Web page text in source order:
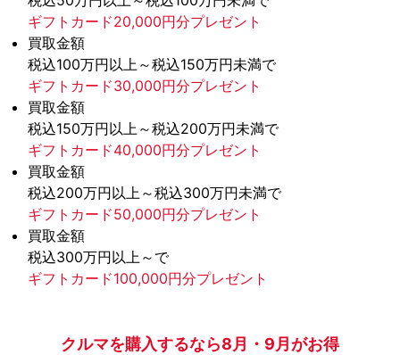
ギフトカード20,000円分プレゼント
買取金額
税込100万円以上～税込150万円未満で
ギフトカード30,000円分プレゼント
買取金額
税込150万円以上～税込200万円未満で
ギフトカード40,000円分プレゼント
買取金額
税込200万円以上～税込300万円未満で
ギフトカード50,000円分プレゼント
買取金額
税込300万円以上～で
ギフトカード100,000円分プレゼント
クルマを購入するなら8月・9月がお得